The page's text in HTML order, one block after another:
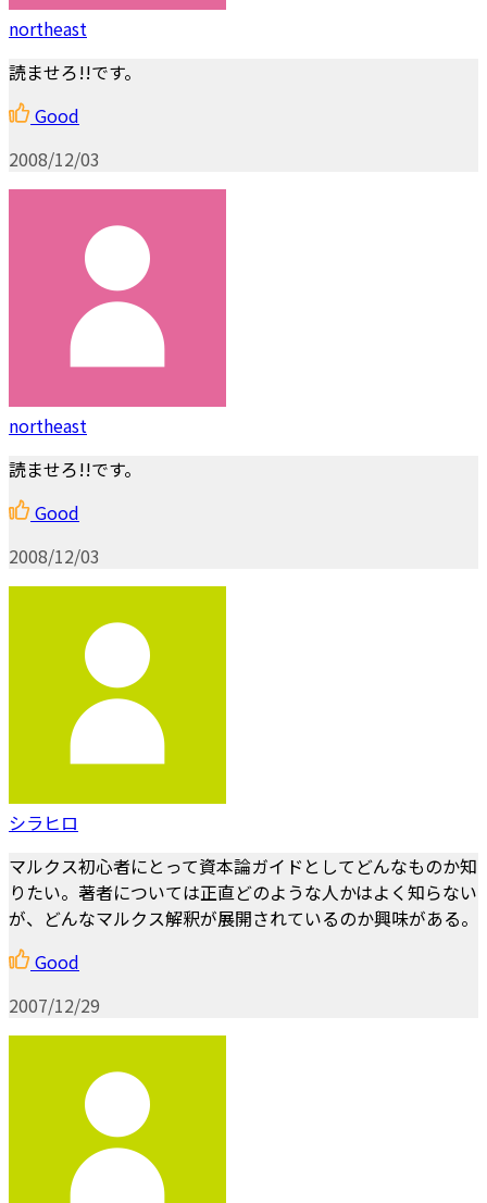
northeast
読ませろ!!です。
Good
2008/12/03
northeast
読ませろ!!です。
Good
2008/12/03
シラヒロ
マルクス初心者にとって資本論ガイドとしてどんなものか知
りたい。著者については正直どのような人かはよく知らない
が、どんなマルクス解釈が展開されているのか興味がある。
Good
2007/12/29